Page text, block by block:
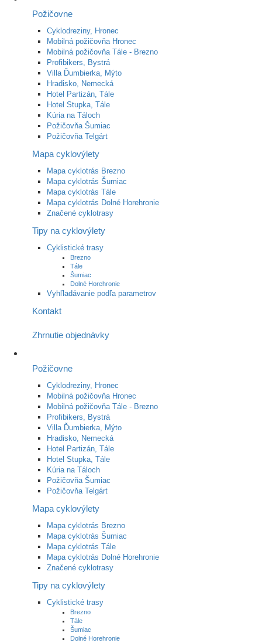
Požičovne
Cyklodreziny, Hronec
Mobilná požičovňa Hronec
Mobilná požičovňa Tále - Brezno
Profibikers, Bystrá
Villa Ďumbierka, Mýto
Hradisko, Nemecká
Hotel Partizán, Tále
Hotel Stupka, Tále
Kúria na Táloch
Požičovňa Šumiac
Požičovňa Telgárt
Mapa cyklovýlety
Mapa cyklotrás Brezno
Mapa cyklotrás Šumiac
Mapa cyklotrás Tále
Mapa cyklotrás Dolné Horehronie
Značené cyklotrasy
Tipy na cyklovýlety
Cyklistické trasy
Brezno
Tále
Šumiac
Dolné Horehronie
Vyhľladávanie podľa parametrov
Kontakt
Zhrnutie objednávky
Požičovne
Cyklodreziny, Hronec
Mobilná požičovňa Hronec
Mobilná požičovňa Tále - Brezno
Profibikers, Bystrá
Villa Ďumbierka, Mýto
Hradisko, Nemecká
Hotel Partizán, Tále
Hotel Stupka, Tále
Kúria na Táloch
Požičovňa Šumiac
Požičovňa Telgárt
Mapa cyklovýlety
Mapa cyklotrás Brezno
Mapa cyklotrás Šumiac
Mapa cyklotrás Tále
Mapa cyklotrás Dolné Horehronie
Značené cyklotrasy
Tipy na cyklovýlety
Cyklistické trasy
Brezno
Tále
Šumiac
Dolné Horehronie